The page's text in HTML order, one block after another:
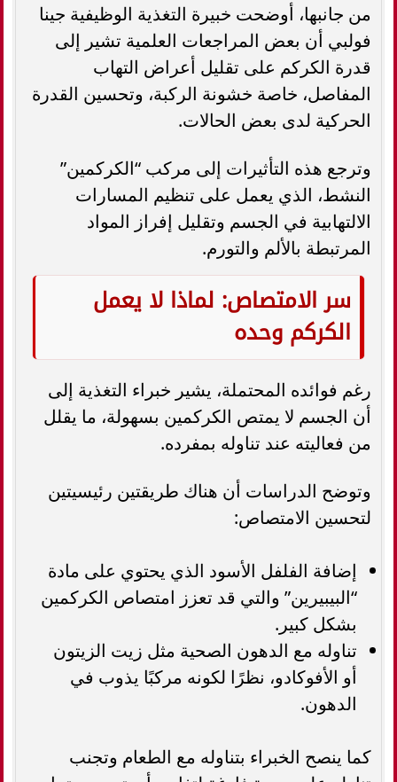
من جانبها، أوضحت خبيرة التغذية الوظيفية جينا
فولبي أن بعض المراجعات العلمية تشير إلى
قدرة الكركم على تقليل أعراض التهاب
المفاصل، خاصة خشونة الركبة، وتحسين القدرة
الحركية لدى بعض الحالات.
وترجع هذه التأثيرات إلى مركب “الكركمين”
النشط، الذي يعمل على تنظيم المسارات
الالتهابية في الجسم وتقليل إفراز المواد
المرتبطة بالألم والتورم.
سر الامتصاص: لماذا لا يعمل
الكركم وحده
رغم فوائده المحتملة، يشير خبراء التغذية إلى
أن الجسم لا يمتص الكركمين بسهولة، ما يقلل
من فعاليته عند تناوله بمفرده.
وتوضح الدراسات أن هناك طريقتين رئيسيتين
لتحسين الامتصاص:
إضافة الفلفل الأسود الذي يحتوي على مادة
“البيبيرين” والتي قد تعزز امتصاص الكركمين
بشكل كبير.
تناوله مع الدهون الصحية مثل زيت الزيتون
أو الأفوكادو، نظرًا لكونه مركبًا يذوب في
الدهون.
كما ينصح الخبراء بتناوله مع الطعام وتجنب